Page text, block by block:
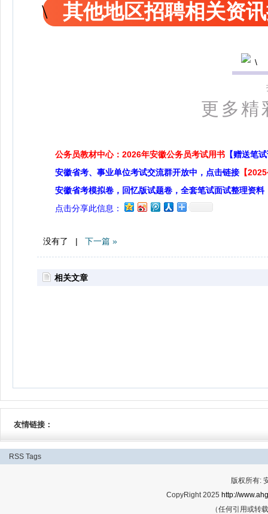
其他地区招聘相关资
更多精
公务员教材中心：2026年安徽公务员考试用书 【赠送笔
安徽省考、事业单位考试交流群开放中，点击链接 【
安徽省考模拟卷，回忆版试题卷，全套笔试面试整理资料
点击分享此信息：
没有了 | 下一篇 »
相关文章
友情链接：
RSS Tags
版权所有:
CopyRight 2025 http://
（任何引用或转